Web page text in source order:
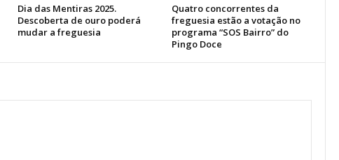
Dia das Mentiras 2025.
Descoberta de ouro poderá
mudar a freguesia
Quatro concorrentes da
freguesia estão a votação no
programa “SOS Bairro” do
Pingo Doce